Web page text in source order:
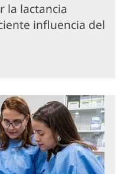
la lactancia
influencia del